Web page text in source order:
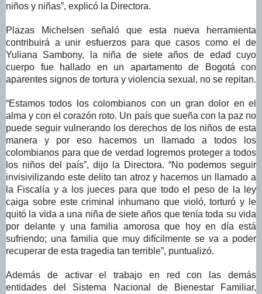
niños y niñas”, explicó la Directora.
Plazas Michelsen señaló que esta nueva herramienta
contribuirá a unir esfuerzos para que casos como el de
Yuliana Sambony, la niña de siete años de edad cuyo
cuerpo fue hallado en un apartamento de Bogotá con
aparentes signos de tortura y violencia sexual, no se repitan.
“Estamos todos los colombianos con un gran dolor en el
alma y con el corazón roto. Un país que sueña con la paz no
puede seguir vulnerando los derechos de los niños de esta
manera y por eso hacemos un llamado a todos los
colombianos para que de verdad logremos proteger a todos
los niños del país”, dijo la Directora. “No podemos seguir
invisivilizando este delito tan atroz y hacemos un llamado a
la Fiscalía y a los jueces para que todo el peso de la ley
caiga sobre este criminal inhumano que violó, torturó y le
quitó la vida a una niña de siete años que tenía toda su vida
por delante y una familia amorosa que hoy en día está
sufriendo; una familia que muy difícilmente se va a poder
recuperar de esta tragedia tan terrible”, puntualizó.
Además de activar el trabajo en red con las demás
entidades del Sistema Nacional de Bienestar Familiar,